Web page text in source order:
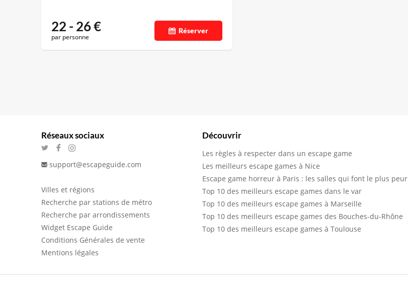
22 - 26€
par personne
Réserver
Réseaux sociaux
support@escapeguide.com
Villes et régions
Recherche par stations de métro
Recherche par arrondissements
Widget Escape Guide
Conditions Générales de vente
Mentions légales
Découvrir
Les règles à respecter dans un escape game
Les meilleurs escape games à Nice
Escape game horreur à Paris : les salles qui font le plus peur
Top 10 des meilleurs escape games dans le var
Top 10 des meilleurs escape games à Marseille
Top 10 des meilleurs escape games des Bouches-du-Rhône
Top 10 des meilleurs escape games à Toulouse